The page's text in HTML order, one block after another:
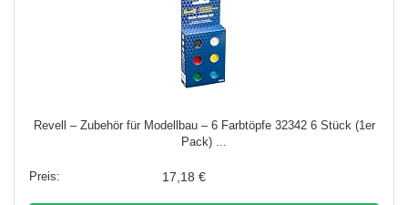
Revell – Zubehör für Modellbau – 6 Farbtöpfe 32342 6 Stück (1er
Pack) ...
17,18 €